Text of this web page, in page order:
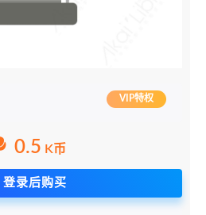
VIP特权
0.5 K币
登录后购买